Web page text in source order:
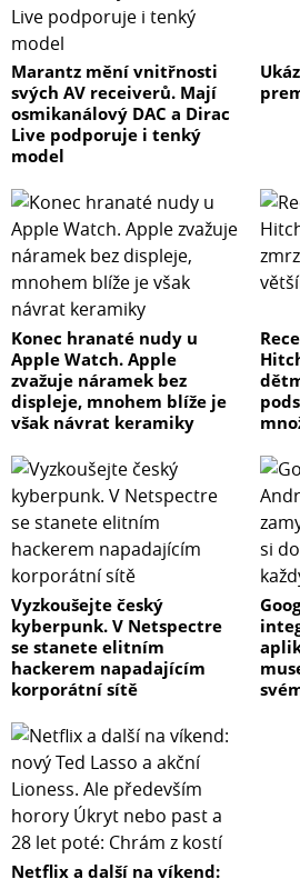
Počet displejů
1
S Gorilla Glass
S HDR 10+
ano
Tvar výřezu displeje
kruhový průstřel
Typ přední kamery v displeji
s viditelnou kamerou v průstřelu
Rozlišení hlavního fotoaparátu
200 Mpx
Počet objektivů zadního
se 4 objektivy
S přední kamerou
ano
S optickou stabilizací
Marantz mění vnitřnosti
svých AV receiverů. Mají
osmikanálový DAC a Dirac
Live podporuje i tenký
model
Konec hranaté nudy u
Apple Watch. Apple
zvažuje náramek bez
displeje, mnohem blíže je
však návrat keramiky
Vyzkoušejte český
kyberpunk. V Netspectre
se stanete elitním
hackerem napadajícím
korporátní sítě
Netflix a další na víkend: